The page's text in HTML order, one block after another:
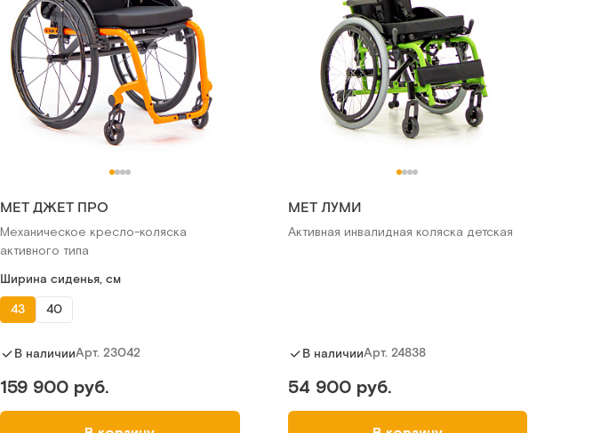
МЕТ ДЖЕТ ПРО
Механическое кресло-коляска
активного типа
Ширина сиденья, см
43
40
В наличииАрт.23042
159 900 руб.
MET ЛУМИ
Активная инвалидная коляска детская
В наличииАрт. 24838
54 900 руб.